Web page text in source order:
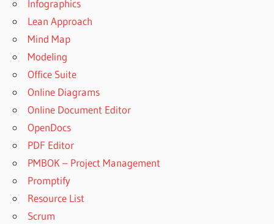
Infographics
Lean Approach
Mind Map
Modeling
Office Suite
Online Diagrams
Online Document Editor
OpenDocs
PDF Editor
PMBOK – Project Management
Promptify
Resource List
Scrum